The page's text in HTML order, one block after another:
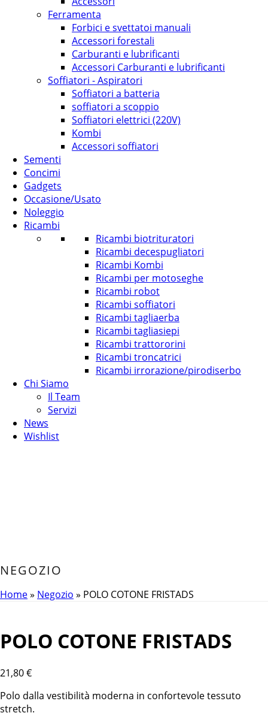
Ferramenta
Forbici e svettatoi manuali
Accessori forestali
Carburanti e lubrificanti
Accessori Carburanti e lubrificanti
Soffiatori - Aspiratori
Soffiatori a batteria
soffiatori a scoppio
Soffiatori elettrici (220V)
Kombi
Accessori soffiatori
Sementi
Concimi
Gadgets
Occasione/Usato
Noleggio
Ricambi
Ricambi biotrituratori
Ricambi decespugliatori
Ricambi Kombi
Ricambi per motoseghe
Ricambi robot
Ricambi soffiatori
Ricambi tagliaerba
Ricambi tagliasiepi
Ricambi trattororini
Ricambi troncatrici
Ricambi irrorazione/pirodiserbo
Chi Siamo
Il Team
Servizi
News
Wishlist
NEGOZIO
Home» Negozio » POLO COTONE FRISTADS
POLO COTONE FRISTADS
21,80€
Polo dalla vestibilità moderna in confortevole tessuto
stretch.